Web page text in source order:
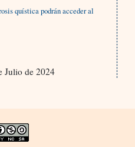
quística podrán acceder al
Julio de 2024